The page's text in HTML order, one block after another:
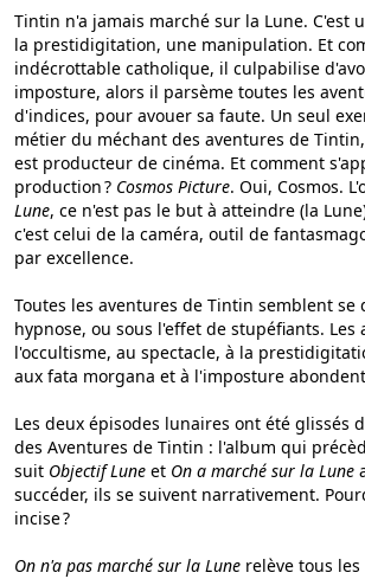
Tintin n'a jamais marché sur la Lune. C'est
la prestidigitation, une manipulation. Et
indécrottable catholique, il culpabilise
imposture, alors il parsème toutes les
d'indices, pour avouer sa faute. Un seul
métier du méchant des aventures de
est producteur de cinéma. Et comment
production ? Cosmos Picture. Oui, Cosmos.
Lune, ce n'est pas le but à atteindre (la
c'est celui de la caméra, outil de
par excellence.
Toutes les aventures de Tintin semblent se
hypnose, ou sous l'effet de stupéfiants. Les
l'occultisme, au spectacle, à la
aux fata morgana et à l'imposture
Les deux épisodes lunaires ont été glissés
des Aventures de Tintin : l'album qui
suit Objectif Lune et On a marché sur la Lune
succéder, ils se suivent narrativement.
incise ?
On n'a pas marché sur la Lune relève tous